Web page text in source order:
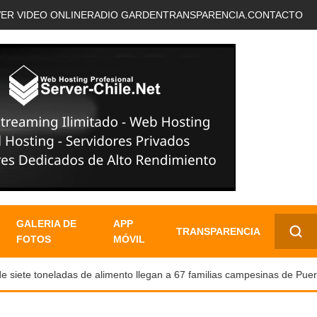
VIDEO ONLINERADIO GARDENTRANSPARENCIA. CONTACTO
GALERIA DE
FOTOS
APP
MÓVIL
TRANSPARENCIA
✕
toneladas de alimento llegan a 67 familias campesinas de Puerto